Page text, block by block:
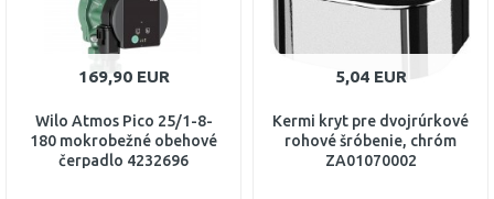
169,90 EUR
Wilo Atmos Pico 25/1-8-
180 mokrobežné obehové
čerpadlo 4232696
5,04 EUR
Kermi kryt pre dvojrúrkové
rohové šróbenie, chróm
ZA01070002